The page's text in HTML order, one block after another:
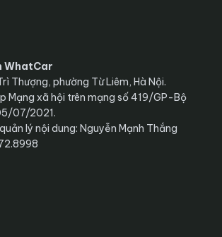
WhatCar
Thượng, phường Từ Liêm, Hà Nội.
Mạng xã hội trên mạng số 419/GP-Bộ
07/2021.
lý nội dung: Nguyễn Mạnh Thắng